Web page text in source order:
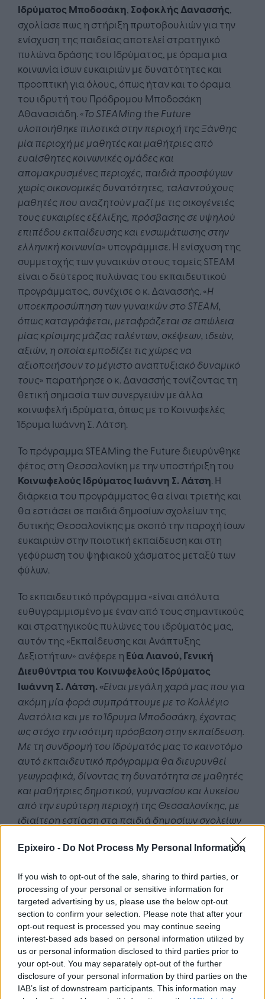
Epixeiro - Do Not Process My Personal Information
If you wish to opt-out of the sale, sharing to third parties, or
processing of your personal or sensitive information for
targeted advertising by us, please use the below opt-out
section to confirm your selection. Please note that after your
opt-out request is processed you may continue seeing
interest-based ads based on personal information utilized by
us or personal information disclosed to third parties prior to
your opt-out. You may separately opt-out of the further
disclosure of your personal information by third parties on the
IAB’s list of downstream participants. This information may
Iδρύματος Μποδοσάκη, Σοφοκλής Δανασσής,
σχολίασε πως η στήριξη πρωτοβουλιών για την
ενίσχυση της παιδείας αποτελεί στρατηγικό
πυλώνα δράσης του Ιδρύματος, με όραμα μια
κοινωνία ίσων ευκαιριών με δυνατότητες και
προοπτική για όλους, όπως ήταν και το όραμα
του ιδρυτή του Πρόδρομου Μποδοσάκη
Αθανασιάδη. «Το STEAMing the Future
υλοποιήθηκε πιλοτικά στην περιοχή της Ξάνθης
μία περιοχή με μαθητέςκαι μαθήτριες από
ευαίσθητες κοινωνικές ομάδες και
απομακρυσμένες περιοχές, παιδιά προσφύγων
χωρίς οικονομικές δυνατότητες, ταλαντούχους
μαθητές που αναζητούν μαζί με τις οικογένειές
τους ευκαιρίες εξέλιξης, πρόσβασης σε υψηλού
επιπέδου εκπαίδευσης και ενσωμάτωσης στην
ελληνική κοινωνία» υπογράμμισε. Η ενίσχυση της
συμμετοχής των γυναικών στους τομείς STEAM
είναι ο δεύτερος πυλώνας του εκπαιδευτικού
προγράμματος, συνέχισε ο κ. Δανασσής. «Η
υποεκπροσώπηση των γυναικών στο STEAM,
όπως καταγράφεται, μεταφράζεται σε απώλεια
μίας κρίσιμης μάζας ταλέντων, σκέψεων, ιδεών,
αξιών, η οποία εμποδίζει τις χώρες να
αξιοποιήσουν το μέγιστο αναπτυξιακό δυναμικό
τους» παρατήρησε ο κ. Δανασσής τονίζοντας τη
θετική σημασία των συνεργειών με άλλα
κοινωφελή ιδρύματα, όπως με το Κοινωφελές
Ίδρυμα Ιωάννη Σ. Λάτση.
Το πρόγραμμα STEAMing the Future διευρύνθηκε
φέτος στη Θεσσαλονίκη με την υποστήριξη του
Κοινωφελούς Ιδρύματος Ιωάννη Σ. Λάτση. Η
διάρκεια του προγράμματος θα είναι τριετής και
θα εστιάσει σε παιδιά δημοσίων σχολείων της
δυτικής Θεσσαλονίκης με σκοπό την παροχή ίσων
ευκαιριών στην ποιοτική εκπαίδευση και στη
γεφύρωση του ψηφιακού χάσματος μεταξύ των
φύλων.
Το εκπαιδευτικό πρόγραμμα «είναι απόλυτα
ευθυγραμμισμένο με έναν από τους σημαντικούς
και στρατηγικούς πυλώνες του ιδρύματός μας,
αυτόν της «Εκπαίδευσης και Ανάπτυξης
Δεξιοτήτων» ανέφερε η Εύα Λιανού, Γενική
Διευθύντρια του Κοινωφελούς Ιδρύματος
Ιωάννη Σ. Λάτση. «Είναι μεγάλη χαρά μας που για
ακόμη μία φορά συμπράττουμε με το Κολλέγιο
Ανατόλια και με το Ίδρυμα Μποδοσάκη, έχοντας
ως στόχο την ισότιμη πρόσβαση στην εκπαίδευση.
Με τη συνδρομή του Ιδρύματός μας το καινοτόμο
αυτό εκπαιδευτικό πρόγραμμα θα διευρυνθεί
γεωγραφικά, δίνοντας τη δυνατότητα σε μαθητές
και μαθήτριες δημοτικού, γυμνασίου και λυκείου
από την ευρύτερη περιοχή της Θεσσαλονίκης, με
ιδιαίτερη εστίαση στα παιδιά δημοσίων σχολείων
δωρεάν σε δια ζώσης εργαστήρια STEAM, με
ποιοτική εκπαίδευση και τη γεφύρωση του
ψηφιακού χάσματος μεταξύ των φύλων.
Ευχόμαστε οι μαθητές και οι μαθήτριες που
συμμετέχουν στο πρόγραμμα να αξιοποιήσουν
την ευκαιρία αυτή που τους δίνεται, όχι μόνο για
τον εμπλουτισμό των γνώσεών τους, αλλά,
κυρίως, για την καλλιέργεια της κριτικής τους
σκέψης και την προσωπική τους εξέλιξη». Το